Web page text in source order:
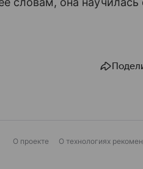
О проекте О технологиях